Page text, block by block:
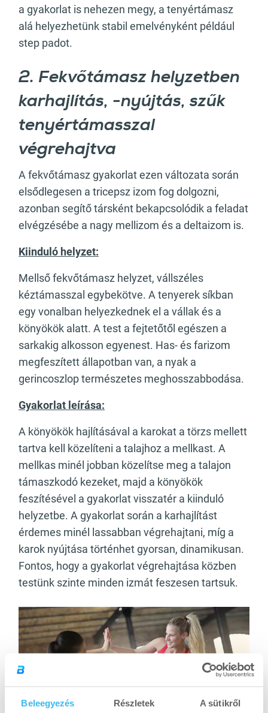
Beleegyezés Részletek A sütikről
a gyakorlat is nehezen megy, a tenyértámasz
alá helyezhetünk stabil emelvényként például
step padot.
2. Fekvőtámasz helyzetben
karhajlítás, -nyújtás, szűk
tenyértámasszal
végrehajtva
A fekvőtámasz gyakorlat ezen változata során
elsődlegesen a tricepsz izom fog dolgozni,
azonban segítő társként bekapcsolódik a feladat
elvégzésébe a nagy mellizom és a deltaizom is.
Kiinduló helyzet:
Mellső fekvőtámasz helyzet, vállszéles
kéztámasszal egybekötve. A tenyerek síkban
egy vonalban helyezkednek el a vállak és a
könyökök alatt. A test a fejtetőtől egészen a
sarkakig alkosson egyenest. Has- és farizom
megfeszített állapotban van, a nyak a
gerincoszlop természetes meghosszabbodása.
Gyakorlat leírása:
A könyökök hajlításával a karokat a törzs mellett
tartva kell közelíteni a talajhoz a mellkast. A
mellkas minél jobban közelítse meg a talajon
támaszkodó kezeket, majd a könyökök
feszítésével a gyakorlat visszatér a kiinduló
helyzetbe. A gyakorlat során a karhajlítást
érdemes minél lassabban végrehajtani, míg a
karok nyújtása történhet gyorsan, dinamikusan.
Fontos, hogy a gyakorlat végrehajtása közben
testünk szinte minden izmát feszesen tartsuk.